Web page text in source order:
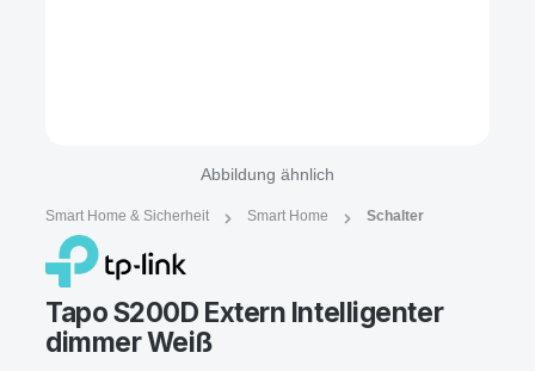
Abbildung ähnlich
Smart Home & Sicherheit Smart Home Schalter
Tapo S200D Extern Intelligenter
dimmer Weiß